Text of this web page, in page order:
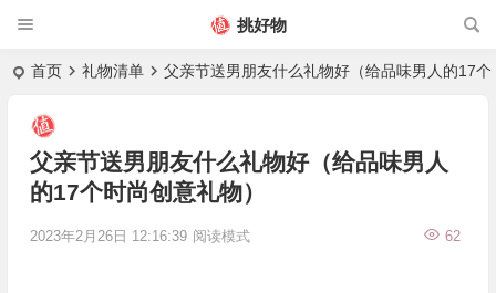
挑好物
首页 礼物清单 父亲节送男朋友什么礼物好（给品味男人的17
父亲节送男朋友什么礼物好（给品味男人
的17个时尚创意礼物）
2023年2月26日 12:16:39 62
阅读模式